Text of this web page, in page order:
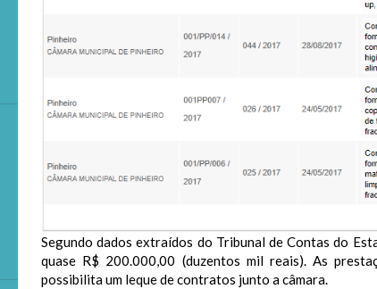
Segundo dados extraídos do Tribunal de Contas do
quase R$ 200.000,00 (duzentos mil reais). As
possibilita um leque de contratos junto a câmara.